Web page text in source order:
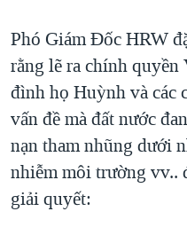
Phó Giám Đốc HRW
rằng lẽ ra chính quyền
đình họ Huỳnh và các
vấn đề mà đất nước
nạn tham nhũng dưới
nhiễm môi trường vv..
giải quyết: